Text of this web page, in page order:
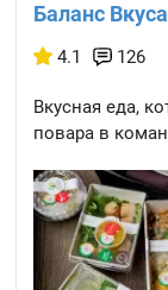
Баланс Вкуса
4.1 126
Вкусная еда,
повара в